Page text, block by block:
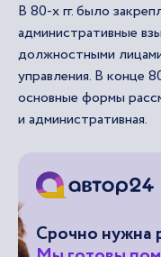
В 80-х гг. было
административные
должностными
управления. В конце
основные формы
и административная.
Срочно нужна